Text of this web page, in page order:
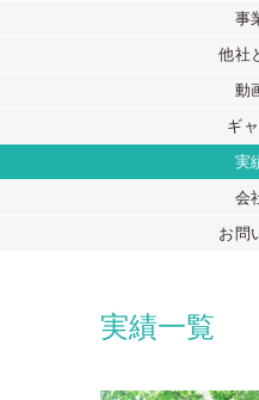
事
他社
動
ギ
実
会
お問
実績一覧